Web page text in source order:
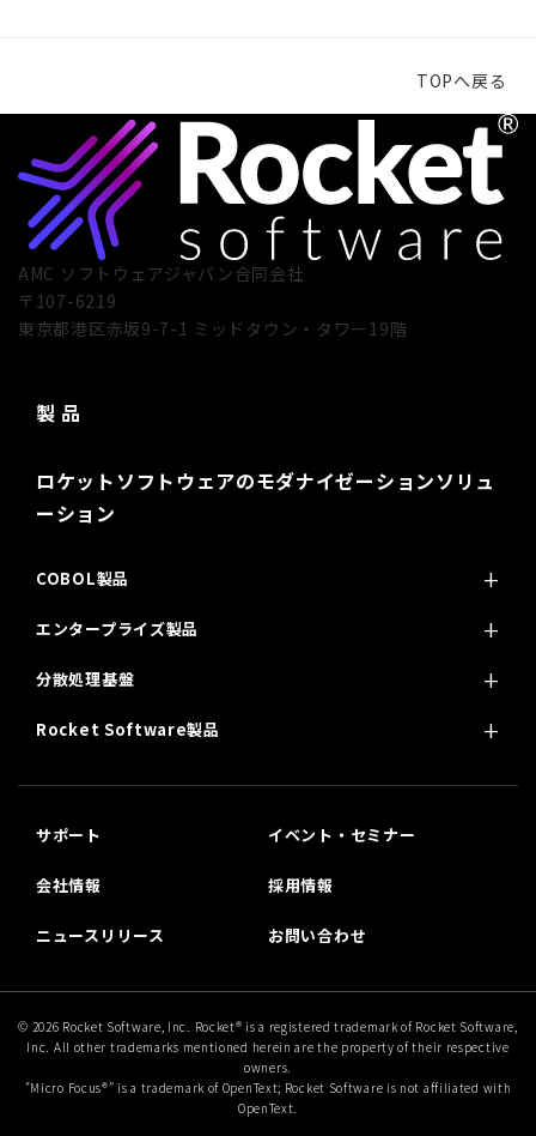
TOPへ戻る
AMC ソフトウェアジャパン合同会社
〒107-6219
東京都港区赤坂9-7-1 ミッドタウン・タワー19階
製 品
ロケットソフトウェアのモダナイゼーションソリュ
ーション
COBOL製品
エンタープライズ製品
分散処理基盤
Rocket Software製品
サポート イベント・セミナー
会社情報 採用情報
ニュースリリース お問い合わせ
© 2026 Rocket Software, Inc. Rocket® is a registered trademark of Rocket Software,
Inc. All other trademarks mentioned herein are the property of their respective
owners.
"Micro Focus®” is a trademark of OpenText; Rocket Software is not affiliated with
OpenText.